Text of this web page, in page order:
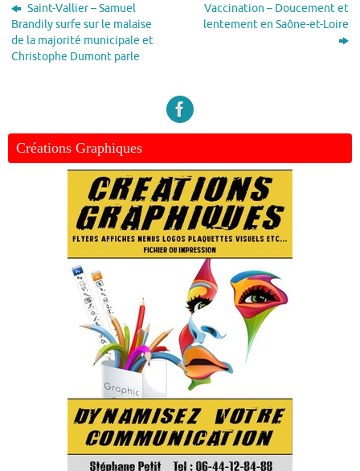
Saint-Vallier – Samuel
Brandily surfe sur le malaise
de la majorité municipale et
Christophe Dumont parle
Vaccination – Doucement et
lentement en Saône-et-Loire
Créations Graphiques